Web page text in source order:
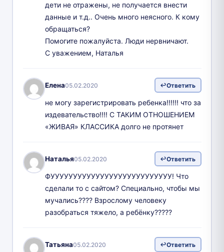
дети не отражены, не получается внести
данные и т.д.. Очень много неясного. К кому
обращаться?
Помогите пожалуйста. Люди нервничают.
С уважением, Наталья
Елена05.02.2020 Ответить
не могу зарегистрировать ребенка!!!!!! что за
издевательство!!!! С ТАКИМ ОТНОШЕНИЕМ
«ЖИВАЯ» КЛАССИКА долго не протянет
Наталья05.02.2020 Ответить
ФУУУУУУУУУУУУУУУУУУУУУУУУУУУ! Что
сделали то с сайтом? Специально, чтобы мы
мучались???? Взрослому человеку
разобраться тяжело, а ребёнку?????
Татьяна05.02.2020 Ответить